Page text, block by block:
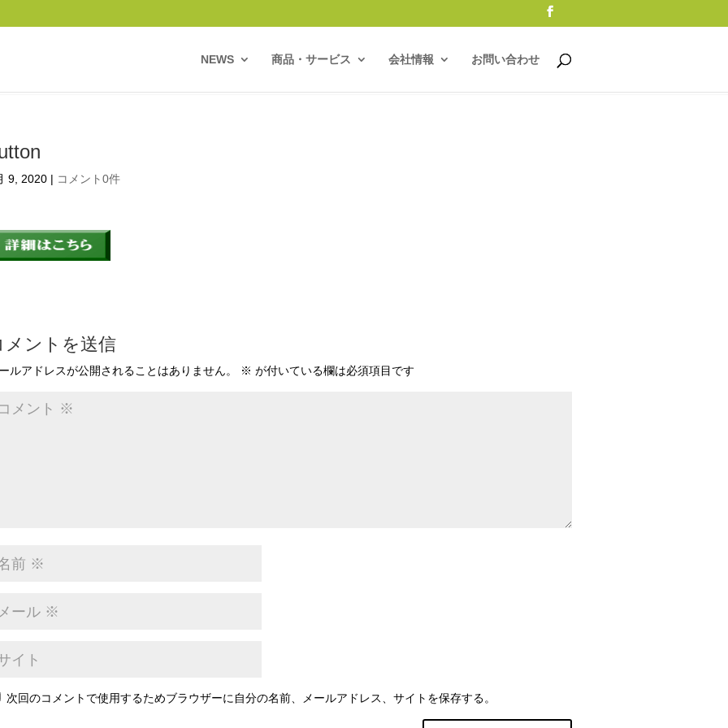
NEWS 商品・サービス 会社情報 お問い合わせ
9, 2020 | コメント0件
メントを送信
ルアドレスが公開されることはありません。 ※ が付いている欄は必須項目です
次回のコメントで使用するためブラウザーに自分の名前、メールアドレス、サイトを保存する。